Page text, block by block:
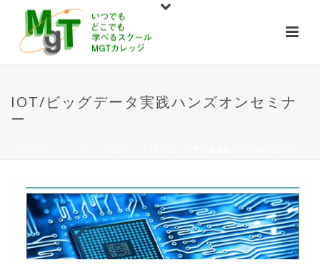
IOT/ビッグデータ実践ハンズオンセミナ
ー